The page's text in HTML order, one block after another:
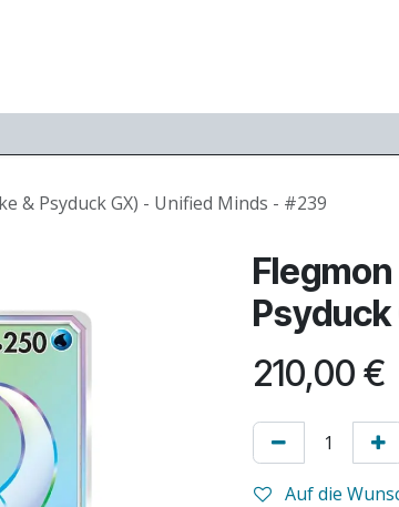
& Psyduck GX) - Unified Minds - #239
210,00 €
Auf die